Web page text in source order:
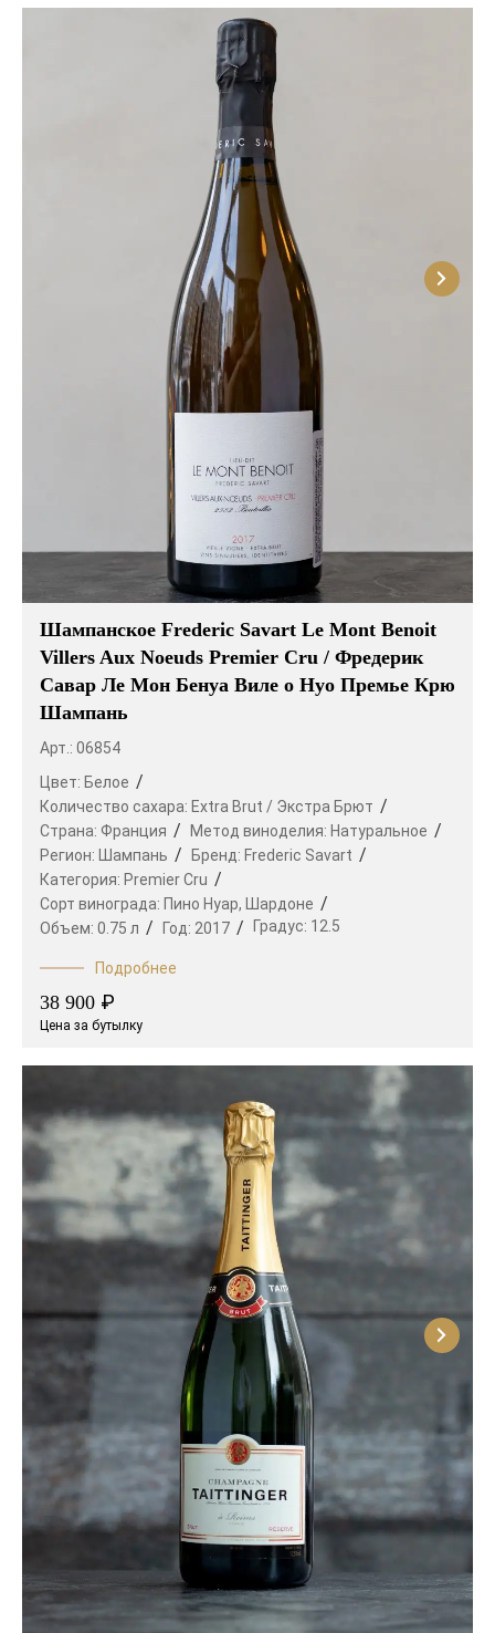
Шампанское Frederic Savart Le Mont Benoit
Villers Aux Noeuds Premier Cru / Фредерик
Савар Ле Мон Бенуа Виле о Нуо Премье Крю
Шампань
Арт.: 06854
Цвет: Белое
Количество сахара: Extra Brut / Экстра Брют
Страна: Франция Метод виноделия: Натуральное
Регион: Шампань Бренд: Frederic Savart
Категория: Premier Cru
Сорт винограда: Пино Нуар, Шардоне
Объем: 0.75 л Год: 2017 Градус: 12.5
Подробнее
38 900 ₽
Цена за бутылку